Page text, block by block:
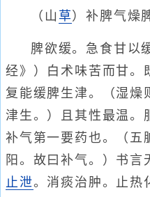
（山 草 ）补脾气燥
脾欲缓。急食甘以
经》）白术味苦而甘。
复能缓脾生津。（湿燥
津生。）且其性最温。
补气第一要药也。（五
阳。故曰补气。）书言
止泄。消痰治肿。止热